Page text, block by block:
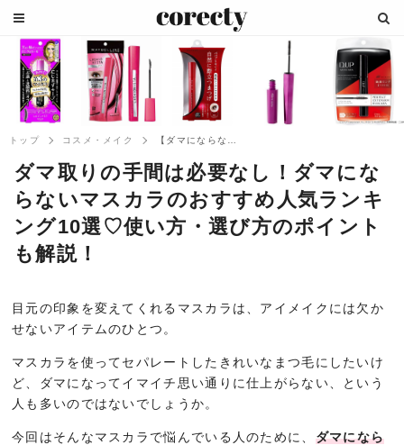
トップ コスメ・メイク
ダマ取りの手間は必要なし！ダマにな
らないマスカラのおすすめ人気ランキ
ング10選♡使い方・選び方のポイント
も解説！
目元の印象を変えてくれるマスカラは、アイメイクには欠か
せないアイテムのひとつ。
マスカラを使ってセパレートしたきれいなまつ毛にしたいけ
ど、ダマになってイマイチ思い通りに仕上がらない、という
人も多いのではないでしょうか。
今回はそんなマスカラで悩んでいる人のために、 ダマになら